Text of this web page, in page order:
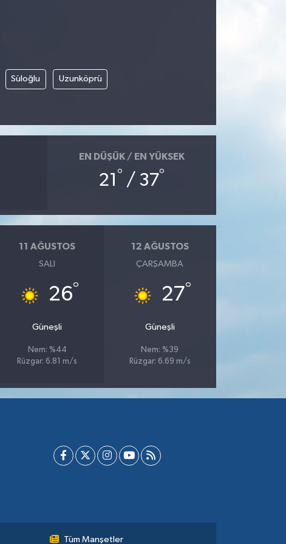
Süloğlu Uzunköprü
EN DÜŞÜK / EN YÜKSEK
21° / 37°
11 AĞUSTOS
SALI
26°
Güneşli
Nem: %44
Rüzgar: 6.81 m/s
12 AĞUSTOS
ÇARŞAMBA
27°
Güneşli
Nem: %39
Rüzgar: 6.69 m/s
Tüm Manşetler